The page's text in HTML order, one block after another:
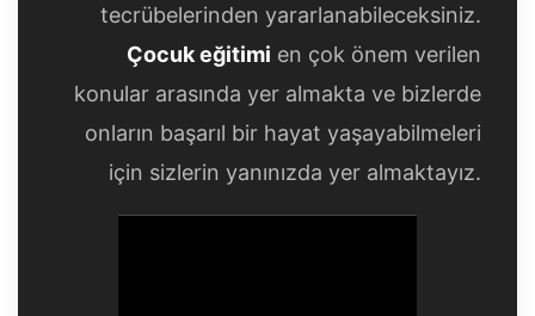
tecrübelerinden yararlanabileceksiniz.
Çocuk eğitimi en çok önem verilen
konular arasında yer almakta ve bizlerde
onların başarıl bir hayat yaşayabilmeleri
için sizlerin yanınızda yer almaktayız.